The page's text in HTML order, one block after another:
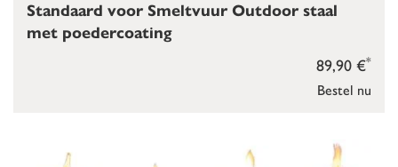
Bestel nu
89,90 €*
Standaard voor Smeltvuur Outdoor staal
met poedercoating